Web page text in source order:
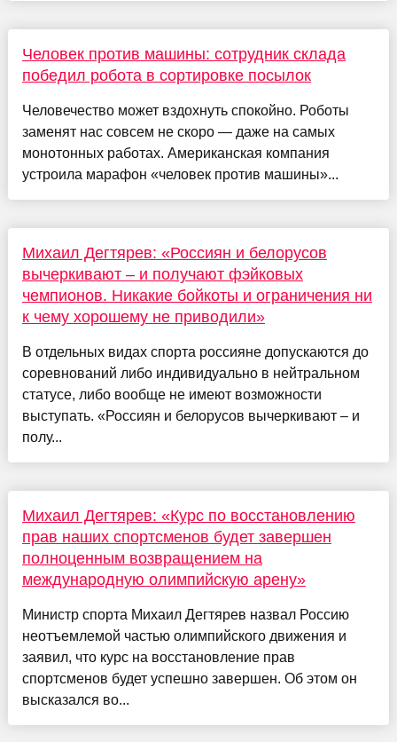
Человек против машины: сотрудник склада
победил робота в сортировке посылок
Человечество может вздохнуть спокойно. Роботы
заменят нас совсем не скоро — даже на самых
монотонных работах. Американская компания
устроила марафон «человек против машины»...
Михаил Дегтярев: «Россиян и белорусов
вычеркивают – и получают фэйковых
чемпионов. Никакие бойкоты и ограничения ни
к чему хорошему не приводили»
В отдельных видах спорта россияне допускаются до
соревнований либо индивидуально в нейтральном
статусе, либо вообще не имеют возможности
выступать. «Россиян и белорусов вычеркивают – и
полу...
Михаил Дегтярев: «Курс по восстановлению
прав наших спортсменов будет завершен
полноценным возвращением на
международную олимпийскую арену»
Министр спорта Михаил Дегтярев назвал Россию
неотъемлемой частью олимпийского движения и
заявил, что курс на восстановление прав
спортсменов будет успешно завершен. Об этом он
высказался во...